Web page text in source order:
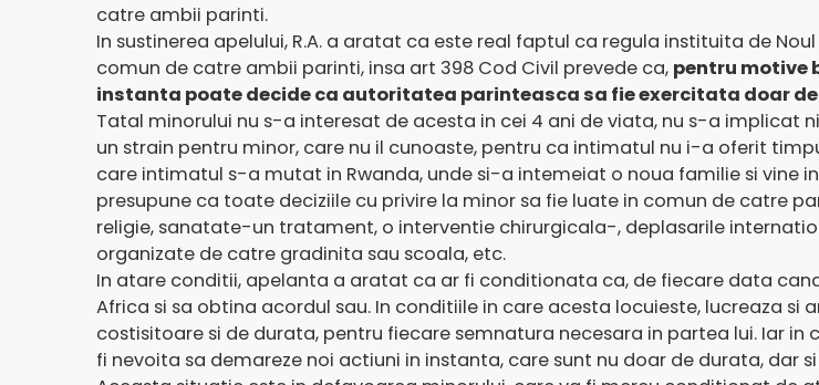
catre ambii parinti.
In sustinerea apelului, R.A. a aratat ca este real faptul ca regula instituita de
comun de catre ambii parinti, insa art 398 Cod Civil prevede ca, pentru motive
instanta poate decide ca autoritatea parinteasca sa fie exercitata doar
Tatal minorului nu s-a interesat de acesta in cei 4 ani de viata, nu s-a
un strain pentru minor, care nu il cunoaste, pentru ca intimatul nu i-a oferit
care intimatul s-a mutat in Rwanda, unde si-a intemeiat o noua familie si vine
presupune ca toate deciziile cu privire la minor sa fie luate in comun de catre
religie, sanatate-un tratament, o interventie chirurgicala-, deplasarile
organizate de catre gradinita sau scoala, etc.
In atare conditii, apelanta a aratat ca ar fi conditionata ca, de fiecare data
Africa si sa obtina acordul sau. In conditiile in care acesta locuieste, lucreaza si
costisitoare si de durata, pentru fiecare semnatura necesara in partea lui. Iar
fi nevoita sa demareze noi actiuni in instanta, care sunt nu doar de durata, dar